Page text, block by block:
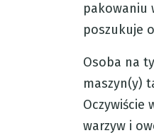
pakowaniu
poszukuje
Osoba na
maszyn(y)
Oczywiście
warzyw i